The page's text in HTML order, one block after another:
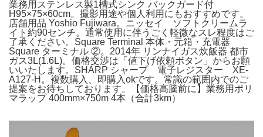
業務用ステンレス製1槽式シンク バックガード付
H95×75×60cm。撮影用途や個人利用にもおすすめです。
店舗用品 Yoshio Fujiwara。ニッセイ ソフトクリームラ
イト約90センチ。通常使用に伴うごく軽微なスレ程度はご
了承ください。Square Terminal 本体・元箱・充電器
Square ターミナル ②。2014年 リンナイガス炊飯器 都市
ガス3L(1.6L)。価格交渉は「値下げ依頼ボタン」からお願
いいたします。SHARP シャープ 電子レジスター XE-
A127-H。複数購入、即購入okです。常識の範囲内でのご
提案をお待ちしております。【価格高騰前に】業務用ポリ
マラップ 400mm×750m 4本（合計3km）